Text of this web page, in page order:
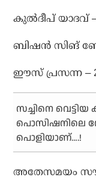
കുല്‍ദീപ് യാദവ് –
ബിഷന്‍ സിങ്
ഈസ് പ്രസന്ന –
സച്ചിനെ വെട്ടിയ
പൊസിഷനിലെ
പൊളിയാണ്….!
അതേസമയം